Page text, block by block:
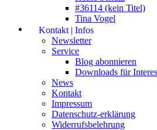
#36114 (kein Titel)
Tina Vogel
Kontakt | Infos
Newsletter
Service
Blog abonnieren
Downloads für
News
Kontakt
Impressum
Datenschutz-erklärung
Widerrufsbelehrung